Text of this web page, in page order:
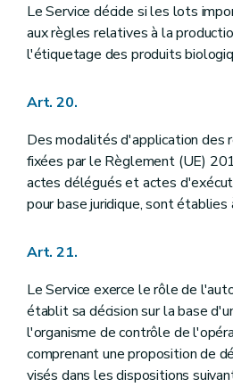
Le Service décide si les lots
aux règles relatives à la
l'étiquetage des produits
Art. 20.
Des modalités d'application des
fixées par le Règlement (UE)
actes délégués et actes
pour base juridique, sont établies
Art. 21.
Le Service exerce le rôle de
établit sa décision sur la base
l'organisme de contrôle de
comprenant une proposition de
visés dans les dispositions